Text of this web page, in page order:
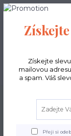
Získejte
mailovou
a spam. Váš
Přeji si